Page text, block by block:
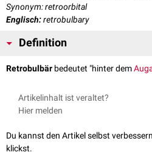
Synonym: retroorbital
Englisch:retrobulbary
Definition
Retrobulbär bedeutet "hinter dem
Artikelinhalt ist veraltet?
Hier melden
Du kannst den Artikel selbst
klickst.